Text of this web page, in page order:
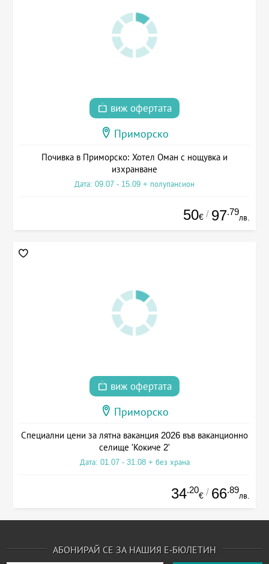
виж офертата
Приморско
Почивка в Приморско: Хотел Оман с нощувка и
изхранване
Дата: 09.07 - 15.09 + полупансион
50€ / 97.79
лв.
виж офертата
Приморско
Специални цени за лятна ваканция 2026 във ваканционно
селище 'Кокиче 2'
Дата: 01.07 - 31.08 + без храна
34.20
€ / 66.89
лв.
АБОНИРАЙ СЕ ЗА НАШИЯ Е-БЮЛЕТИН